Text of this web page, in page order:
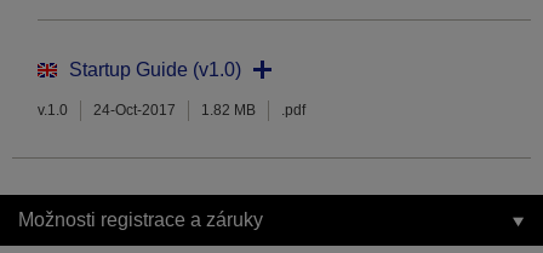
Startup Guide (v1.0)
v.1.0 24-Oct-2017 1.82 MB .pdf
Možnosti registrace a záruky